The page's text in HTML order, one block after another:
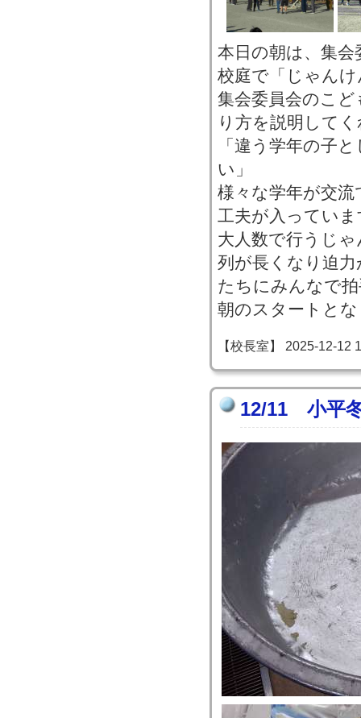
本日の朝は、集
校庭で「じゃん
集会委員会のこ
り方を説明して
「違う学年の子
い」
様々な学年が交
工夫が入っていま
大人数で行うじ
列が長くなり迫
たちにみんなで
朝のスタートと
【校長室】 2025-12-12
12/11 小平